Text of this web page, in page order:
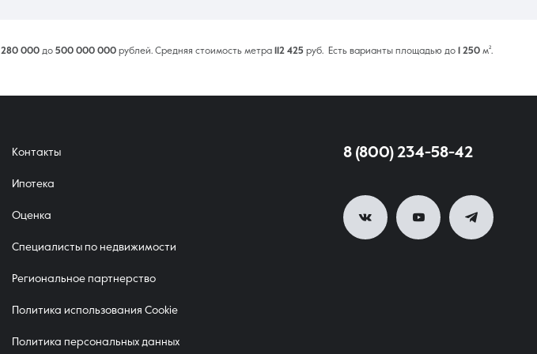
280 000 до 500 000 000 рублей. Средняя стоимость метра 112 425 руб. Есть варианты площадью до 1 250 м².
Контакты
Ипотека
Оценка
Специалисты по недвижимости
Региональное партнерство
Политика использования Cookie
Политика персональных данных
8 (800) 234-58-42